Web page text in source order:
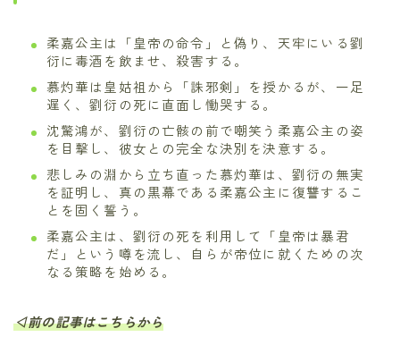
柔嘉公主は「皇帝の命令」と偽り、天牢にいる劉
衍に毒酒を飲ませ、殺害する。
慕灼華は皇姑祖から「誅邪剣」を授かるが、一足
遅く、劉衍の死に直面し慟哭する。
沈驚鴻が、劉衍の亡骸の前で嘲笑う柔嘉公主の姿
を目撃し、彼女との完全な決別を決意する。
悲しみの淵から立ち直った慕灼華は、劉衍の無実
を証明し、真の黒幕である柔嘉公主に復讐するこ
とを固く誓う。
柔嘉公主は、劉衍の死を利用して「皇帝は暴君
だ」という噂を流し、自らが帝位に就くための次
なる策略を始める。
◁前の記事はこちらから